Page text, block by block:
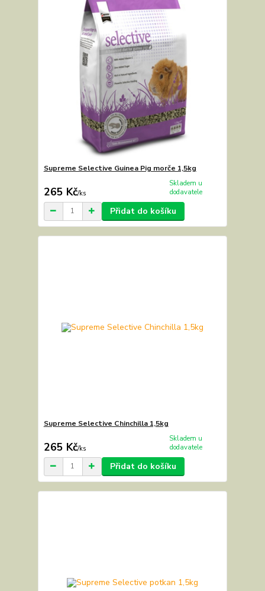
Supreme Selective Guinea Pig morče 1,5kg
265 Kč/ks
Skladem u
dodavatele
Přidat do košíku
Supreme Selective Chinchilla 1,5kg
265 Kč/ks
Skladem u
dodavatele
Přidat do košíku